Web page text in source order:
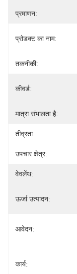
प्रमाणन:
प्रोडक्ट का नाम:
तकनीकी:
कीवर्ड:
मात्रा संभालता है:
तीव्रता:
उपचार क्षेत्र:
वेवलेंथ:
ऊर्जा उत्पादन:
आवेदन:
कार्य: